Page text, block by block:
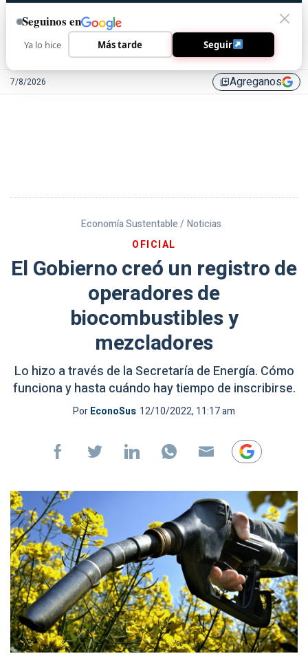
7/8/2026 library_addAgreganos
Economía Sustentable / Noticias
OFICIAL
El Gobierno creó un registro de
operadores de
biocombustibles y
mezcladores
Lo hizo a través de la Secretaría de Energía. Cómo
funciona y hasta cuándo hay tiempo de inscribirse.
PorEconoSus 12/10/2022, 11:17 am
Seguinos en
Ya lo hice Más tarde Seguir